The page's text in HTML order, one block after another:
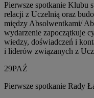
Pierwsze spotkanie Klubu
relacji z Uczelnią oraz
między Absolwentkami/
wydarzenie zapoczątkuje
wiedzy, doświadczeń i
i liderów związanych z
29PAŹ
Pierwsze spotkanie Rady